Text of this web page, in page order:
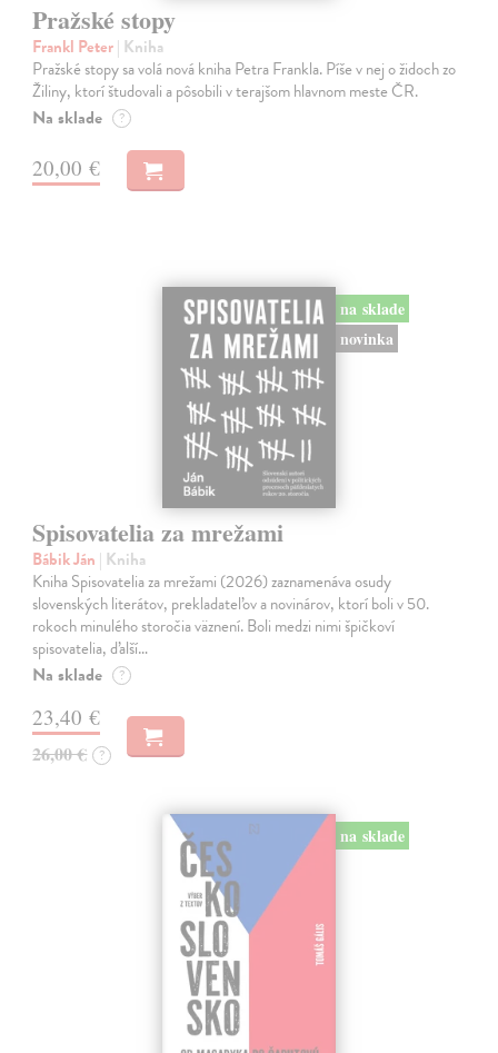
Pražské stopy
Frankl Peter| Kniha
Pražské stopy sa volá nová kniha Petra Frankla. Píše v nej o židoch zo
Žiliny, ktorí študovali a pôsobili v terajšom hlavnom meste ČR.
Na sklade ?
20,00 €
na sklade
novinka
Spisovatelia za mrežami
Bábik Ján | Kniha
Kniha Spisovatelia za mrežami (2026) zaznamenáva osudy
slovenských literátov, prekladateľov a novinárov, ktorí boli v 50.
rokoch minulého storočia väznení. Boli medzi nimi špičkoví
spisovatelia, ďalší…
Na sklade ?
23,40 €
26,00 € ?
na sklade